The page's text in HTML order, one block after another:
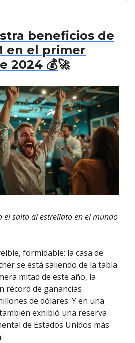
beneficios de
en el primer
2024 💰🚀
el salto al estrellato en el mundo
formidable: la casa de
se está saliendo de la tabla
mitad de este año, la
récord de ganancias
de dólares. Y en una
exhibió una reserva
de Estados Unidos más